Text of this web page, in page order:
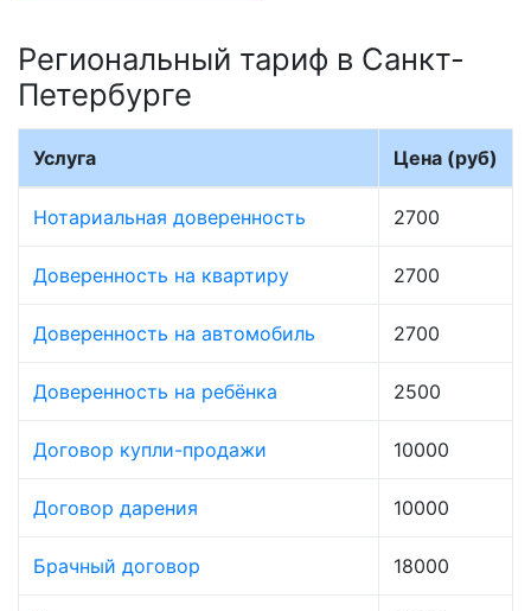
Региональный тариф в Санкт-
Петербурге
Услуга Цена (руб)
Нотариальная доверенность 2700
Доверенность на квартиру 2700
Доверенность на автомобиль 2700
Доверенность на ребёнка 2500
Договор купли-продажи 10000
Договор дарения 10000
Брачный договор 18000